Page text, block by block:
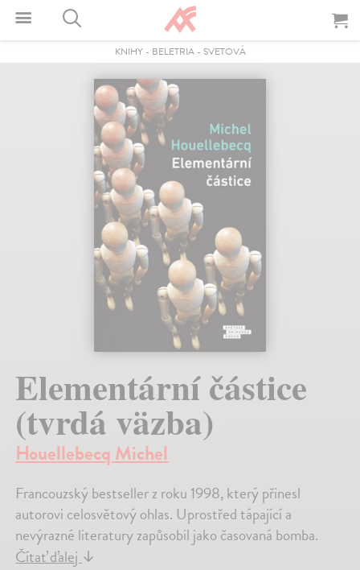
KNIHY- BELETRIA- SVETOVÁ
Elementární částice
(tvrdá väzba)
Houellebecq Michel
Francouzský bestseller z roku 1998, který přinesl
autorovi celosvětový ohlas. Uprostřed tápající a
nevýrazné literatury zapůsobil jako časovaná bomba.
Čítať ďalej↓